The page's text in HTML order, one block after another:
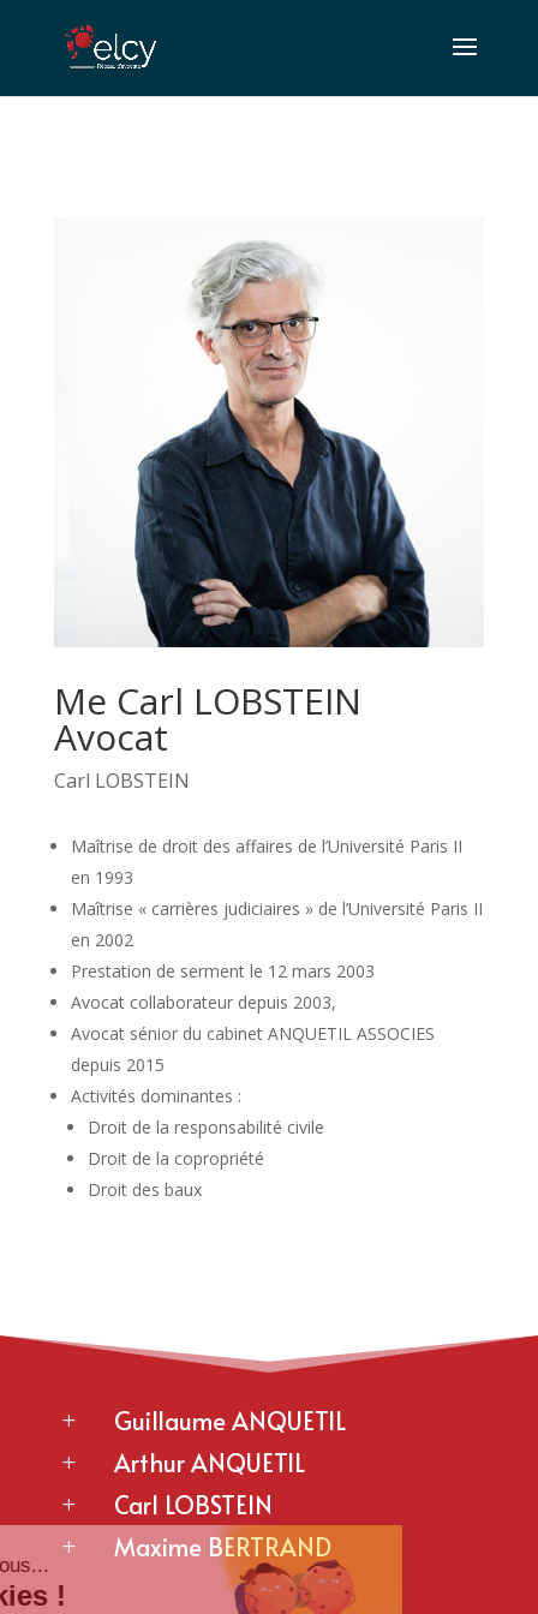
Me Carl LOBSTEIN
Avocat
Carl LOBSTEIN
Maîtrise de droit des affaires de l’Université Paris II
en 1993
Maîtrise « carrières judiciaires » de l’Université Paris II
en 2002
Prestation de serment le 12 mars 2003
Avocat collaborateur depuis 2003,
Avocat sénior du cabinet ANQUETIL ASSOCIES
depuis 2015
Activités dominantes :
Droit de la responsabilité civile
Droit de la copropriété
Droit des baux
L Guillaume ANQUETIL
L Arthur ANQUETIL
L Carl LOBSTEIN
L Maxime BERTRAND